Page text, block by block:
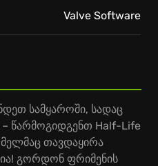
სამყაროში, სადაც
წარმოგიდგენთ Half-Life
თავდაყირა
გორდონ ფრიმენის
Valve Software